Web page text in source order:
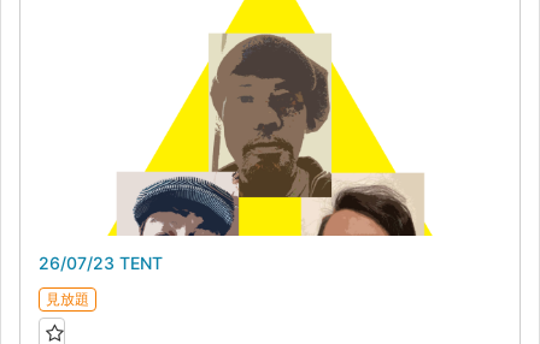
26/07/23 TENT
見放題